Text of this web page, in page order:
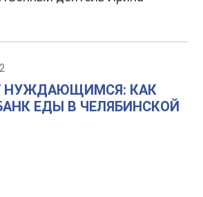
НУЖДАЮЩИМСЯ: КАК
ЕДЫ В ЧЕЛЯБИНСКОЙ